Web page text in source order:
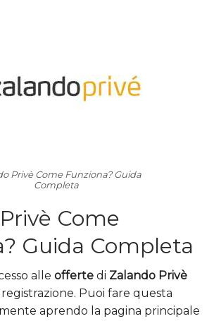
Privè Come Funziona? Guida
Completa
Come
Guida Completa
alle offerte di Zalando Privè
Puoi fare questa
aprendo la pagina principale